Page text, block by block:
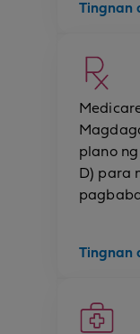
Tingnan
plano
D) para
Tingnan